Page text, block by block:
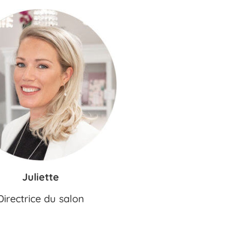
Juliette
du salon